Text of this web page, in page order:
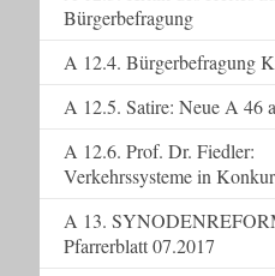
Bürgerbefragung
A 12.4. Bürgerbefragung
A 12.5. Satire: Neue A 46
A 12.6. Prof. Dr. Fiedler:
Verkehrssysteme in
A 13.
Pfarrerblatt 07.2017